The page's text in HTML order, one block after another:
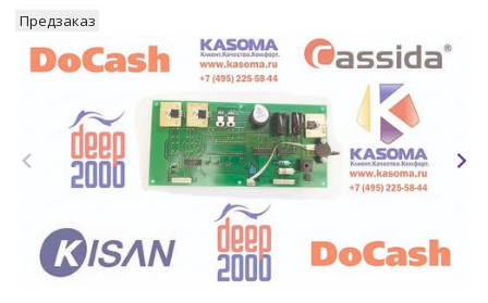
Предзаказ